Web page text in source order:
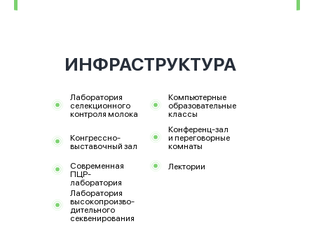
имеющихправо действовать без доверенности,
рамках проекта на территории Технопарка.
ИНФРАСТРУКТУРА
Лаборатория
высокопроизво-
дительного
секвенирования
Лаборатория
селекционного
контроля молока
Современная
ПЦР-
лаборатория
Компьютерные
образовательные
классы
Конференц-зал
и переговорные
комнаты
Лектории
Конгрессно-
выставочный зал